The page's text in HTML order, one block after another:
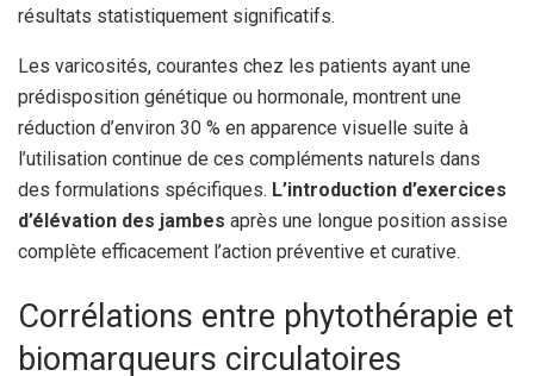
résultats statistiquement significatifs.
Les varicosités, courantes chez les patients ayant une
prédisposition génétique ou hormonale, montrent une
réduction d’environ 30 % en apparence visuelle suite à
l’utilisation continue de ces compléments naturels dans
des formulations spécifiques. L’introduction d’exercices
d’élévation des jambes après une longue position assise
complète efficacement l’action préventive et curative.
Corrélations entre phytothérapie et
biomarqueurs circulatoires